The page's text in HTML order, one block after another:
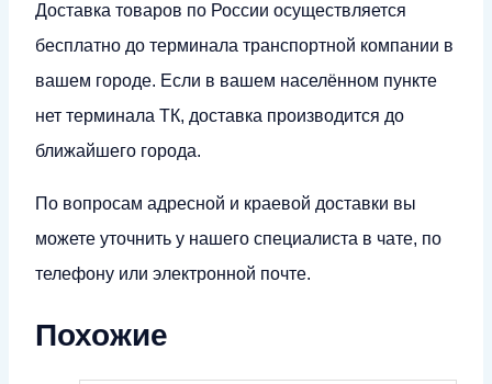
Доставка товаров по России осуществляется
бесплатно до терминала транспортной компании в
вашем городе. Если в вашем населённом пункте
нет терминала ТК, доставка производится до
ближайшего города.
По вопросам адресной и краевой доставки вы
можете уточнить у нашего специалиста в чате, по
телефону или электронной почте.
Похожие